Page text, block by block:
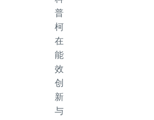
普
柯
在
能
效
创
新
与